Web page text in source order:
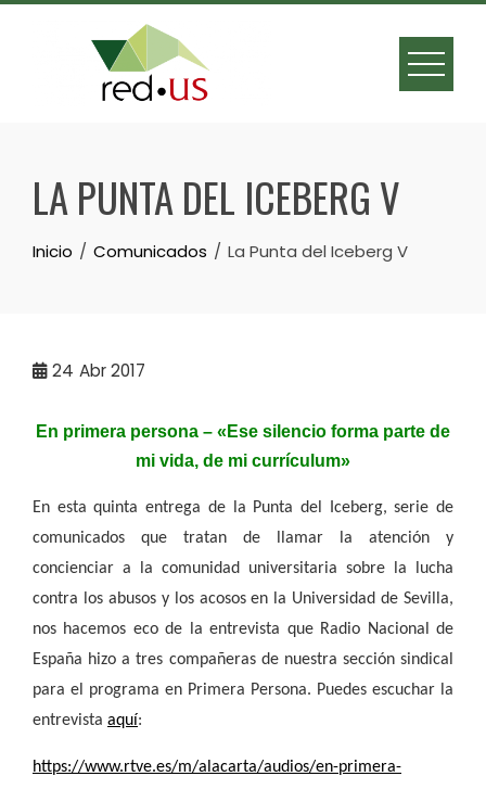
Skip
LA PUNTA DEL ICEBERG V
Inicio Comunicados La Punta del Iceberg V
24 Abr 2017
En primera persona – «Ese silencio forma parte de
mi vida, de mi currículum»
En esta quinta entrega de la Punta del Iceberg, serie de
comunicados que tratan de llamar la atención y
concienciar a la comunidad universitaria sobre la lucha
contra los abusos y los acosos en la Universidad de Sevilla,
nos hacemos eco de la entrevista que Radio Nacional de
España hizo a tres compañeras de nuestra sección sindical
para el programa en Primera Persona. Puedes escuchar la
entrevista aquí:
https://www.rtve.es/m/alacarta/audios/en-primera-